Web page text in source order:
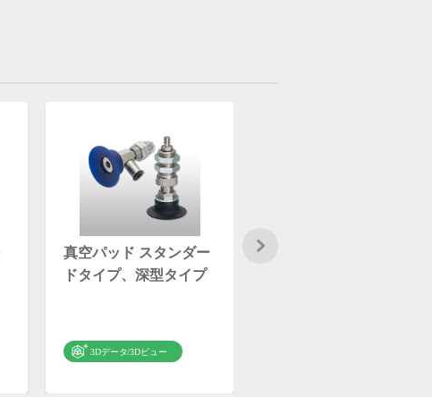
真空パッド スタンダー
ドタイプ、深型タイプ